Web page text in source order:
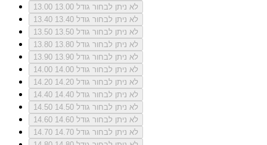
13.00
לא ניתן לבחור גודל 13.00
13.40
לא ניתן לבחור גודל 13.40
13.50
לא ניתן לבחור גודל 13.50
13.80
לא ניתן לבחור גודל 13.80
13.90
לא ניתן לבחור גודל 13.90
14.00
לא ניתן לבחור גודל 14.00
14.20
לא ניתן לבחור גודל 14.20
14.40
לא ניתן לבחור גודל 14.40
14.50
לא ניתן לבחור גודל 14.50
14.60
לא ניתן לבחור גודל 14.60
14.70
לא ניתן לבחור גודל 14.70